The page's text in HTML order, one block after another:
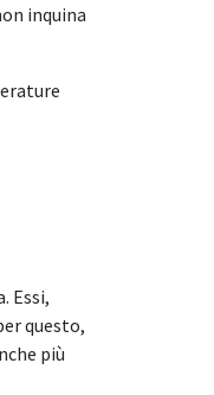
inquina
Essi,
questo,
più